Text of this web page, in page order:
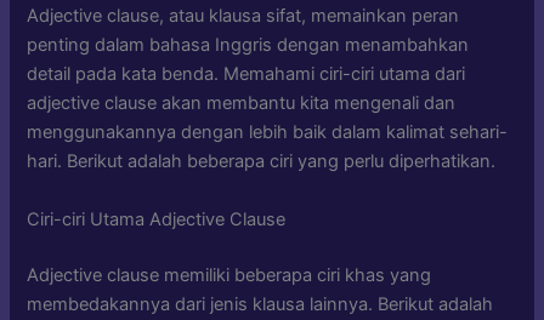
Adjective clause, atau klausa sifat, memainkan peran
penting dalam bahasa Inggris dengan menambahkan
detail pada kata benda. Memahami ciri-ciri utama dari
adjective clause akan membantu kita mengenali dan
menggunakannya dengan lebih baik dalam kalimat sehari-
hari. Berikut adalah beberapa ciri yang perlu diperhatikan.
Ciri-ciri Utama Adjective Clause
Adjective clause memiliki beberapa ciri khas yang
membedakannya dari jenis klausa lainnya. Berikut adalah